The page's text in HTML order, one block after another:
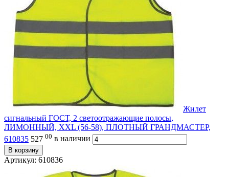
Жилет
сигнальный ГОСТ, 2 светоотражающие полосы,
ЛИМОННЫЙ, XXL (56-58), ПЛОТНЫЙ ГРАНДМАСТЕР,
610835 527 00 в наличии
В корзину
Артикул: 610836